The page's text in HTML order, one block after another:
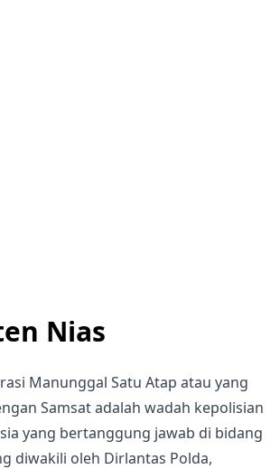
Nias
Manunggal Satu Atap atau yang
Samsat adalah wadah kepolisian
yang bertanggung jawab di bidang
diwakili oleh Dirlantas Polda,